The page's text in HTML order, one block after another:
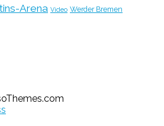
Arena Video Werder Bremen